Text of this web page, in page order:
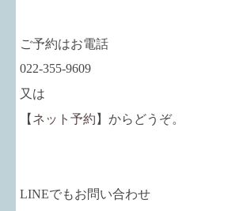
ご予約はお電話
022-355-9609
又は
【 ネット予約 】からどうぞ。
LINEでもお問い合わせ